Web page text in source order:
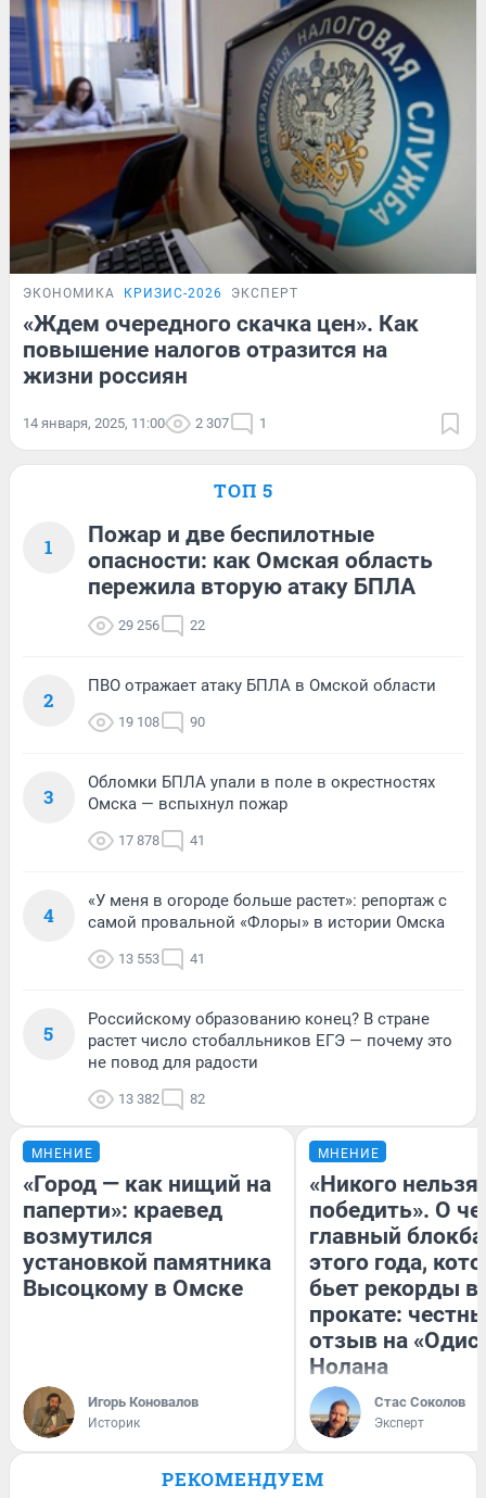
ЭКОНОМИКА КРИЗИС-2026 ЭКСПЕРТ
«Ждем очередного скачка цен». Как
повышение налогов отразится на
жизни россиян
14 января, 2025, 11:00 2 307 1
ТОП 5
1
Пожар и две беспилотные
опасности: как Омская область
пережила вторую атаку БПЛА
29 256 22
2
ПВО отражает атаку БПЛА в Омской области
19 108 90
3
Обломки БПЛА упали в поле в окрестностях
Омска — вспыхнул пожар
17 878 41
4
«У меня в огороде больше растет»: репортаж с
самой провальной «Флоры» в истории Омска
13 553 41
5
Российскому образованию конец? В стране
растет число стобалльников ЕГЭ — почему это
не повод для радости
13 382 82
МНЕНИЕ
«Город — как нищий на
паперти»: краевед
возмутился
установкой памятника
Высоцкому в Омске
Игорь Коновалов
Историк
МНЕНИЕ
«Никого нельзя
победить». О
главный
этого года,
бьет рекорды в
прокате:
отзыв на
Нолана
Стас Соколов
Эксперт
РЕКОМЕНДУЕМ